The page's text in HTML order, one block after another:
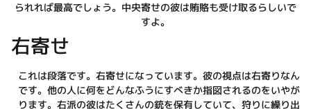
られれば最高でしょう。中央寄せの彼は賄賂も受け取るらしいで
すよ。
右寄せ
これは段落です。右寄せになっています。彼の視点は右寄りなん
です。他の人に何をどんなふうにすべきか指図されるのをいやが
ります。右派の彼はたくさんの銃を保有していて、狩りに繰り出